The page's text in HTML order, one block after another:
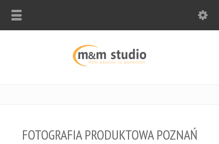
FOTOGRAFIA PRODUKTOWA POZNAŃ